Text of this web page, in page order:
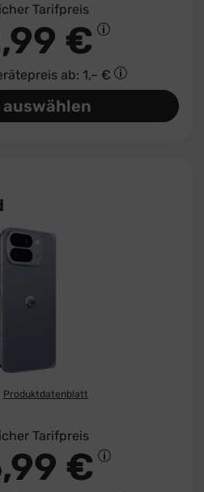
Tarifpreis
€
ab: 1,– €
auswählen
Produktdatenblatt
Tarifpreis
€